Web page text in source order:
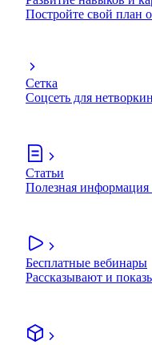
Постройте свой план
Сетка
Соцсеть для
Статьи
Полезная
Бесплатные вебинары
Рассказывают и